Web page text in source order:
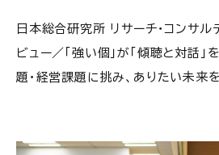
日本総合研究所 リサーチ・コンサル
ビュー／「強い個」が「傾聴と対話
題・経営課題に挑み、ありたい未来